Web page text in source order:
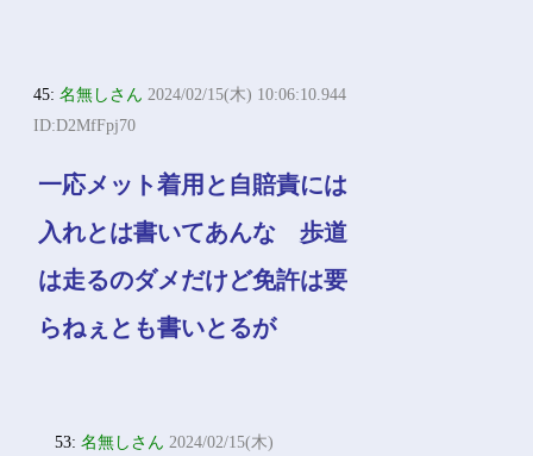
45:名無しさん 2024/02/15(木) 10:06:10.944
ID:D2MfFpj70
一応メット着用と自賠責には
入れとは書いてあんな 歩道
は走るのダメだけど免許は要
らねぇとも書いとるが
53:名無しさん 2024/02/15(木)